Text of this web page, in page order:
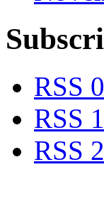
RSS
RSS
RSS